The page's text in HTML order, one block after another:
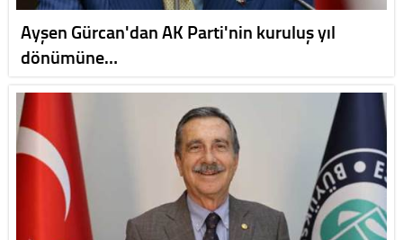
Ayşen Gürcan'dan AK Parti'nin kuruluş yıl
dönümüne…